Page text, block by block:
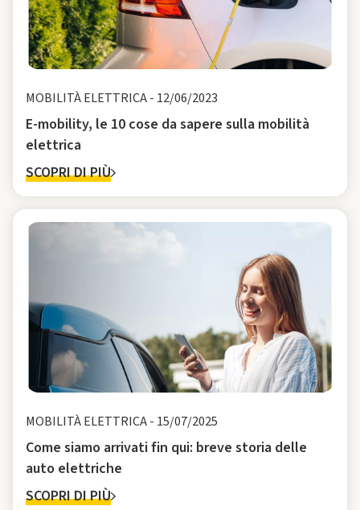
MOBILITÀ ELETTRICA- 12/06/2023
E-mobility, le 10 cose da sapere sulla mobilità
elettrica
SCOPRI DI PIÙ
MOBILITÀ ELETTRICA- 15/07/2025
Come siamo arrivati fin qui: breve storia delle
auto elettriche
SCOPRI DI PIÙ